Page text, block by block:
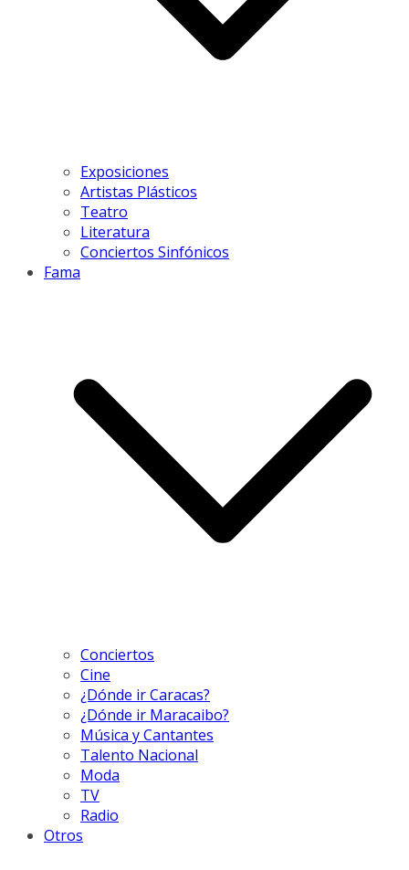
Exposiciones
Artistas Plásticos
Teatro
Literatura
Conciertos Sinfónicos
Fama
Conciertos
Cine
¿Dónde ir Caracas?
¿Dónde ir Maracaibo?
Música y Cantantes
Talento Nacional
Moda
TV
Radio
Otros